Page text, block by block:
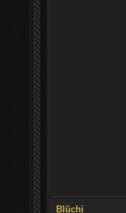
Blüchi